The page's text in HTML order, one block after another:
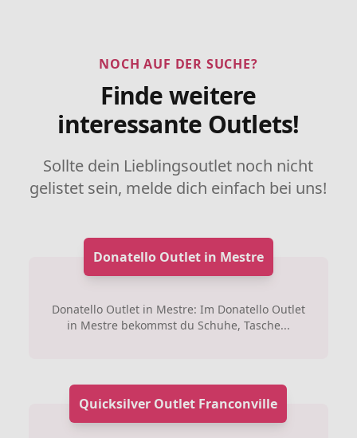
NOCH AUF DER SUCHE?
Finde weitere
interessante Outlets!
Sollte dein Lieblingsoutlet noch nicht
gelistet sein, melde dich einfach bei uns!
Donatello Outlet in Mestre
Donatello Outlet in Mestre: Im Donatello Outlet
in Mestre bekommst du Schuhe, Tasche...
Quicksilver Outlet Franconville